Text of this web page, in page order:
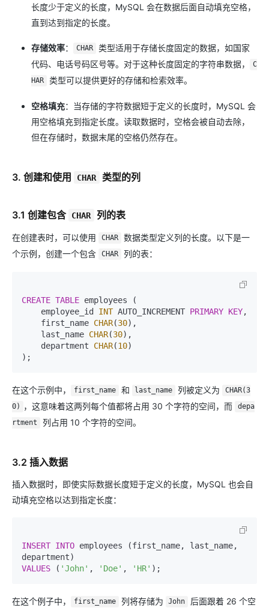
长度少于定义的长度，MySQL 会在数据后面自动填充空格，
直到达到指定的长度。
存储效率： CHAR
类型适用于存储长度固定的数据，如国家
代码、电话号码区号等。对于这种长度固定的字符串数据，
C
HAR
类型可以提供更好的存储和检索效率。
空格填充：当存储的字符数据短于定义的长度时，MySQL 会
用空格填充到指定长度。读取数据时，空格会被自动去除，
但在存储时，数据末尾的空格仍然存在。
3. 创建和使用 CHAR 类型的列
3.1 创建包含 CHAR 列的表
在创建表时，可以使用 CHAR
数据类型定义列的长度。以下是一
个示例，创建一个包含
CHAR 列的表：
CREATE TABLE employees (
    employee_id
INT AUTO_INCREMENT PRIMARY KEY,
    first_name
CHAR(30),
    last_name
CHAR(30),
    department
CHAR(10)
在这个示例中， first_name 和 last_name 列被定义为
CHAR(3
0)
，这意味着这两列每个值都将占用 30 个字符的空间，而
depa
rtment
列占用 10 个字符的空间。
3.2 插入数据
插入数据时，即使实际数据长度短于定义的长度，MySQL 也会自
动填充空格以达到指定长度：
INSERT INTO employees (first_name, last_name,
VALUES ( 'John' , 'Doe' , 'HR'
在这个例子中， first_name 列将存储为 John
后面跟着 26 个空